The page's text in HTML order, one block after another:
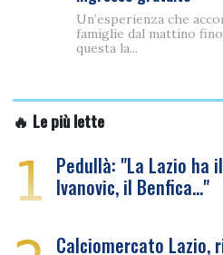
Un’esperienza che
famiglie dal mattino fino
questa la...
🔥 Le più lette
1 Pedullà: "La Lazio ha
Ivanovic, il Benfica…"
Calciomercato Lazio,